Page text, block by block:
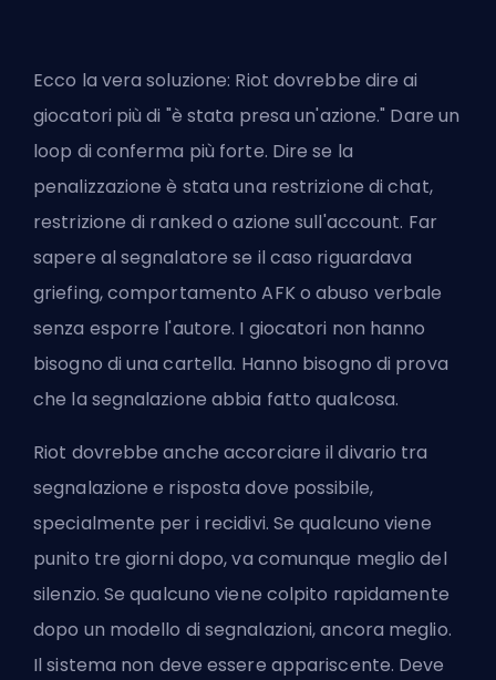
Ecco la vera soluzione: Riot dovrebbe dire ai
giocatori più di "è stata presa un'azione." Dare un
loop di conferma più forte. Dire se la
penalizzazione è stata una restrizione di chat,
restrizione di ranked o azione sull'account. Far
sapere al segnalatore se il caso riguardava
griefing, comportamento AFK o abuso verbale
senza esporre l'autore. I giocatori non hanno
bisogno di una cartella. Hanno bisogno di prova
che la segnalazione abbia fatto qualcosa.
Riot dovrebbe anche accorciare il divario tra
segnalazione e risposta dove possibile,
specialmente per i recidivi. Se qualcuno viene
punito tre giorni dopo, va comunque meglio del
silenzio. Se qualcuno viene colpito rapidamente
dopo un modello di segnalazioni, ancora meglio.
Il sistema non deve essere appariscente. Deve